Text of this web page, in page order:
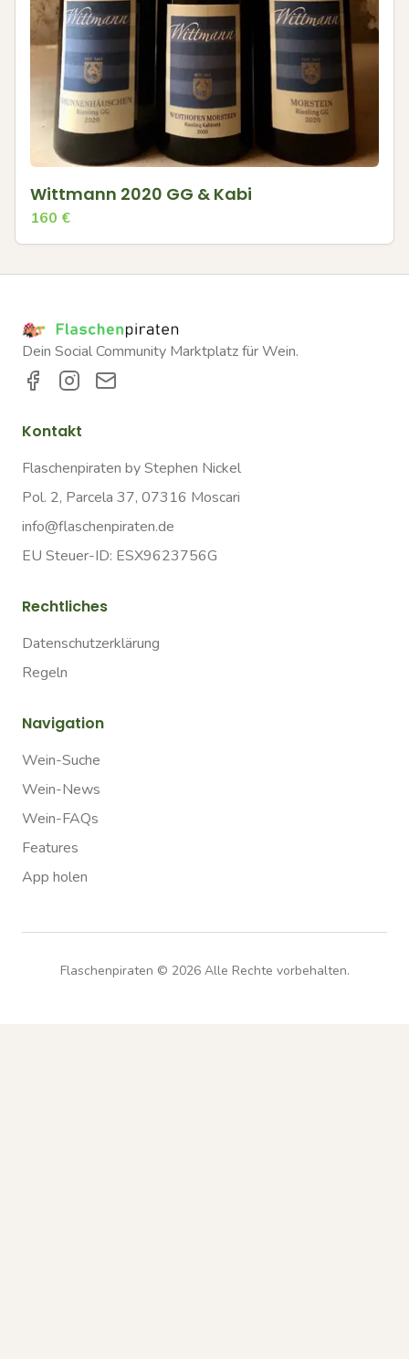
Wittmann 2020 GG & Kabi
160 €
Dein Social Community Marktplatz für Wein.
Kontakt
Flaschenpiraten by Stephen Nickel
Pol. 2, Parcela 37, 07316 Moscari
info@flaschenpiraten.de
EU Steuer-ID: ESX9623756G
Rechtliches
Datenschutzerklärung
Regeln
Navigation
Wein-Suche
Wein-News
Wein-FAQs
Features
App holen
Flaschenpiraten © 2026Alle Rechte vorbehalten.